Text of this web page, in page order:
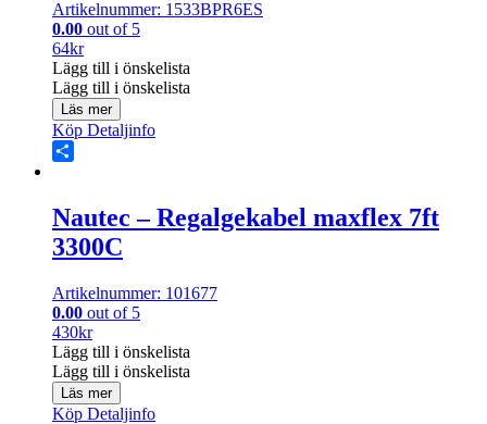
Artikelnummer: 1533BPR6ES
0.00 out of 5
64kr
Lägg till i önskelista
Lägg till i önskelista
Läs mer
Köp Detaljinfo
Nautec – Regalgekabel maxflex 7ft
3300C
Artikelnummer: 101677
0.00 out of 5
430kr
Lägg till i önskelista
Lägg till i önskelista
Läs mer
Köp Detaljinfo